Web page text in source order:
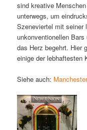
sind kreative
unterwegs, um
Szeneviertel mit seiner
unkonventionellen
das Herz begehrt. Hier
einige der lebhaftesten
Siehe auch: